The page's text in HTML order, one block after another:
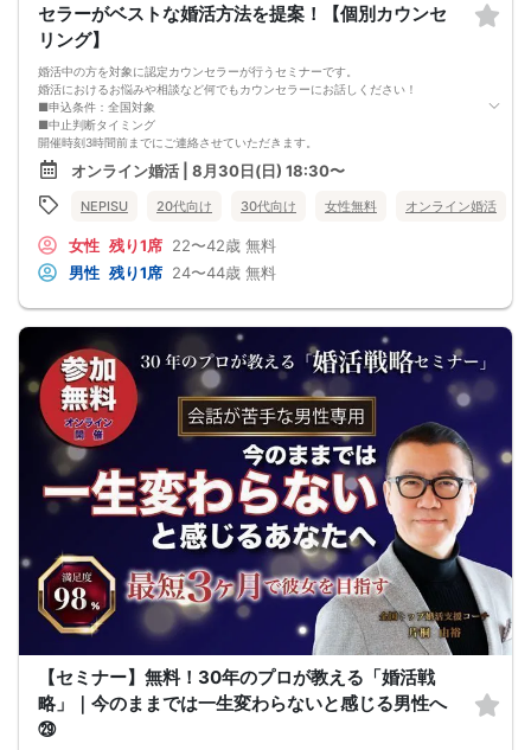
セラーがベストな婚活方法を提案！【個別カウンセ
リング】
婚活中の方を対象に認定カウンセラーが行うセミナーです。
婚活におけるお悩みや相談など何でもカウンセラーにお話しください！
■申込条件：全国対象
■中止判断タイミング
開催時刻3時間前までにご連絡させていただきます。
■注意事項
・キャンセルされる場合は、オミカレのメッセージ機能から必ずご連絡下さい。
・セミナー当日、セミナーの進行をスムーズに行う為、スタッフの指示に従って
ください。
・悪質な場合は今後一切弊社のイベントに参加できなくなる可能性があります。
・弊社ではセミナー中やセミナー終了後発生したトラブルには一切関与いたしま
せん。
・外国人の方の参加はご遠慮ください。日本語での円滑なコミュニケーションが
可能な方に限ります。(For Japanese people only)
オンライン婚活 | 8月30日(日) 18:30〜
NEPISU 20代向け 30代向け 女性無料 オンライン婚活
女性 残り1席 22〜42歳 無料
男性 残り1席 24〜44歳 無料
【セミナー】無料！30年のプロが教える「婚活戦
略」｜今のままでは一生変わらないと感じる男性へ
㉙